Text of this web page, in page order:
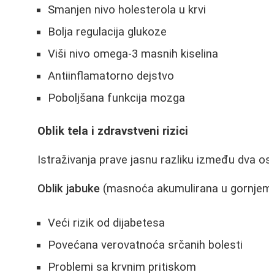
Smanjen nivo holesterola u krvi
Bolja regulacija glukoze
Viši nivo omega-3 masnih kiselina
Antiinflamatorno dejstvo
Poboljšana funkcija mozga
Oblik tela i zdravstveni rizici
Istraživanja prave jasnu razliku između dva
Oblik jabuke (masnoća akumulirana u
Veći rizik od dijabetesa
Povećana verovatnoća srčanih bolesti
Problemi sa krvnim pritiskom